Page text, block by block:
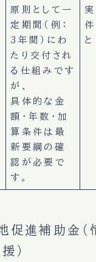
原則として一
定期間（例：
3年間）にわ
たり交付され
る仕組みです
が、
具体的な金
額・年数・加
算条件は最
新要綱の確
認が必要で
す。
と
促進補助金（
）